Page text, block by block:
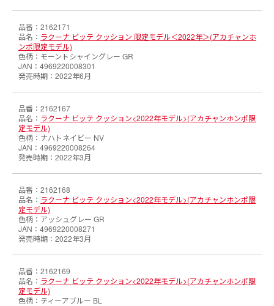
2162171
ラクーナ ビッテ クッション 限定モデル＜2022年＞(アカチャンホ
ンポ限定モデル)
モーントシャイングレー GR
4969220008301
2022年6月
2162167
ラクーナ ビッテ クッション<2022年モデル>(アカチャンホンポ限
定モデル)
ナハトネイビー NV
4969220008264
2022年3月
2162168
ラクーナ ビッテ クッション<2022年モデル>(アカチャンホンポ限
定モデル)
アッシュグレー GR
4969220008271
2022年3月
2162169
ラクーナ ビッテ クッション<2022年モデル>(アカチャンホンポ限
定モデル)
ティーアブルー BL